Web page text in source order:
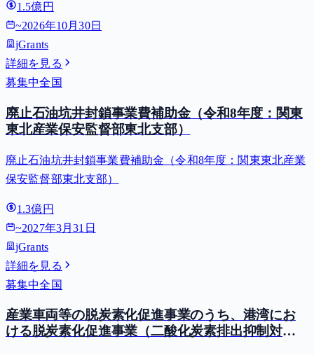
1.5億円
~2026年10月30日
jGrants
詳細を見る
募集中全国
廃止石油坑井封鎖事業費補助金（令和8年度：関東
東北産業保安監督部東北支部）
廃止石油坑井封鎖事業費補助金（令和8年度：関東東北産業
保安監督部東北支部）
1.3億円
~2027年3月31日
jGrants
詳細を見る
募集中全国
産業車両等の脱炭素化促進事業のうち、港湾にお
ける脱炭素化促進事業（二酸化炭素排出抑制対策